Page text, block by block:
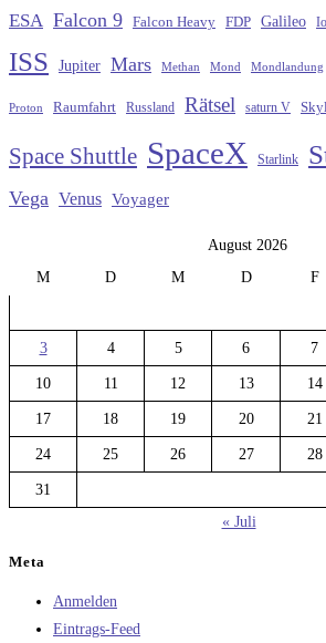
ESA Falcon 9 Falcon Heavy FDP Galileo
ISS Jupiter Mars Methan Mond Mondlandung
Proton Raumfahrt Russland Rätsel saturn V
Space Shuttle SpaceX Starlink
Vega Venus Voyager
August 2026
M
D M D F
3 4 5 6 7
10 11 12 13 14
17 18 19 20 21
24 25 26 27 28
31
« Juli
Meta
Anmelden
Eintrags-Feed